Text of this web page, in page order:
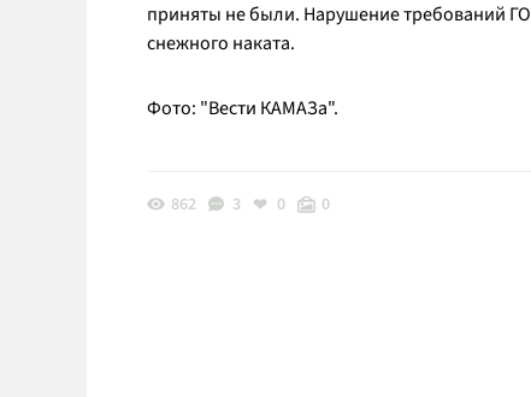
приняты не были. Нарушение требований
снежного наката.
Фото: "Вести КАМАЗа".
862 3 0 0